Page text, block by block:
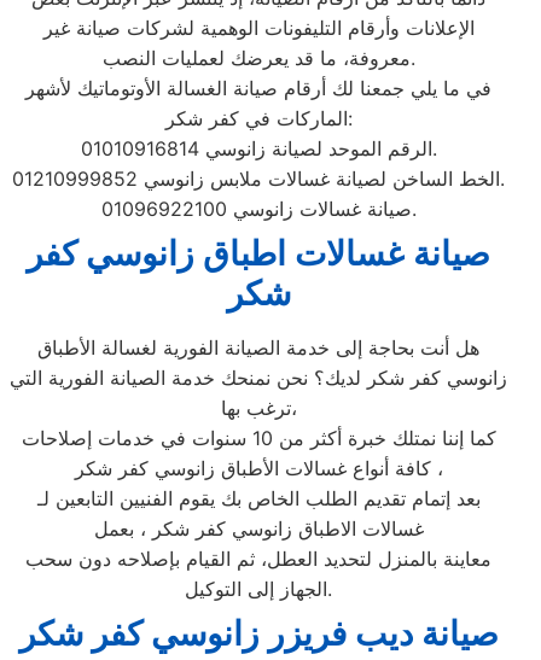
الإعلانات وأرقام التليفونات الوهمية لشركات صيانة غير
معروفة، ما قد يعرضك لعمليات النصب.
في ما يلي جمعنا لك أرقام صيانة الغسالة الأوتوماتيك لأشهر
الماركات في كفر شكر:
الرقم الموحد لصيانة زانوسي 01010916814.
الخط الساخن لصيانة غسالات ملابس زانوسي 01210999852.
صيانة غسالات زانوسي 01096922100.
صيانة غسالات اطباق زانوسي كفر
شكر
هل أنت بحاجة إلى خدمة الصيانة الفورية لغسالة الأطباق
زانوسي كفر شكر لديك؟ نحن نمنحك خدمة الصيانة الفورية التي
ترغب بها،
كما إننا نمتلك خبرة أكثر من 10 سنوات في خدمات إصلاحات
كافة أنواع غسالات الأطباق زانوسي كفر شكر ،
بعد إتمام تقديم الطلب الخاص بك يقوم الفنيين التابعين لـ
غسالات الاطباق زانوسي كفر شكر ، بعمل
معاينة بالمنزل لتحديد العطل، ثم القيام بإصلاحه دون سحب
الجهاز إلى التوكيل.
صيانة ديب فريزر زانوسي كفر شكر